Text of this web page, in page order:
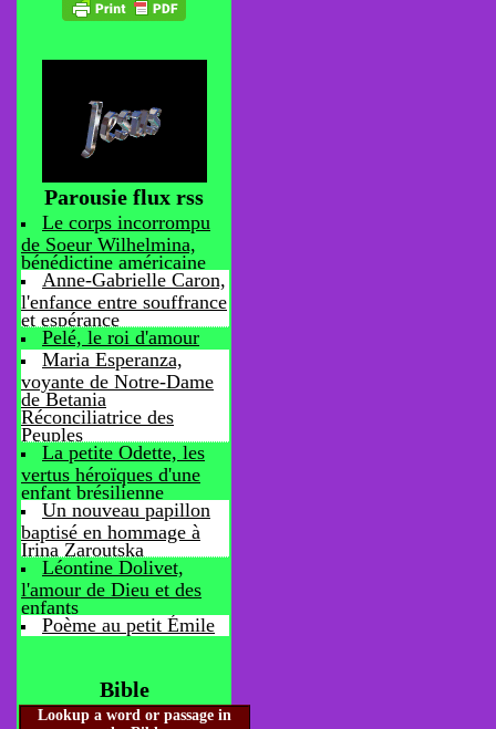
Parousie flux rss
Le corps incorrompu
de Soeur Wilhelmina,
bénédictine américaine
Anne-Gabrielle Caron,
l'enfance entre souffrance
et espérance
Pelé, le roi d'amour
Maria Esperanza,
voyante de Notre-Dame
de Betania
Réconciliatrice des
Peuples
La petite Odette, les
vertus héroïques d'une
enfant brésilienne
Un nouveau papillon
baptisé en hommage à
Irina Zaroutska
Léontine Dolivet,
l'amour de Dieu et des
enfants
Poème au petit Émile
Bible
Lookup a word or passage in